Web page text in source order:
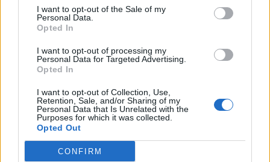
I want to opt-out of the Sale of my
Personal Data.
Opted In
I want to opt-out of processing my
Personal Data for Targeted Advertising.
Opted In
I want to opt-out of Collection, Use,
Retention, Sale, and/or Sharing of my
Personal Data that Is Unrelated with the
Purposes for which it was collected.
Opted Out
CONFIRM
και την πολιτική απορρήτου
X